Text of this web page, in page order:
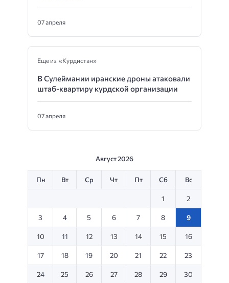
07 апреля
Еще из «Курдистан»
В Сулеймании иранские дроны атаковали
штаб-квартиру курдской организации
07 апреля
Август 2026
Пн Вт Ср Чт Пт Сб Вс
1 2
3 4 5 6 7 8 9
10 11 12 13 14 15 16
17 18 19 20 21 22 23
24 25 26 27 28 29 30